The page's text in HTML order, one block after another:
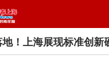
！上海展现标准创新